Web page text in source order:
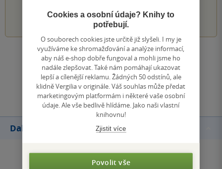
1 2 3 4 5
Zobrazit všechna hodnocení
Přidat hodnocení
Další knihy autora
Cookies a osobní údaje? Knihy to
potřebují.
O souborech cookies jste určitě již slyšeli. I my je
využíváme ke shromažďování a analýze informací,
aby náš e-shop dobře fungoval a mohli jsme ho
nadále zlepšovat. Také nám pomáhají ukazovat
lepší a cílenější reklamu. Žádných 50 odstínů, ale
klidně Vergilia v originále. Váš souhlas může předat
marketingovým platformám i některé vaše osobní
údaje. Ale vše bedlivě hlídáme. Jako naši vlastní
knihovnu!
Zjistit více
Povolit vše